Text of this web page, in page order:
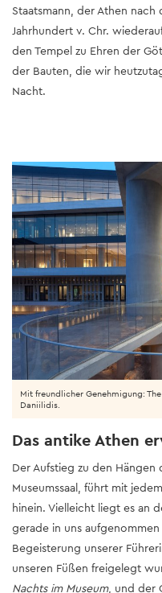
Staatsmann, der Athen
Jahrhundert v. Chr.
den Tempel zu Ehren der
der Bauten, die wir
Nacht.
Mit freundlicher Genehmigung:
Daniilidis.
Das antike Athen
Der Aufstieg zu den
Museumssaal, führt mit
hinein. Vielleicht liegt es an
gerade in uns
Begeisterung unserer
unseren Füßen freigelegt
Nachts im Museum, und der